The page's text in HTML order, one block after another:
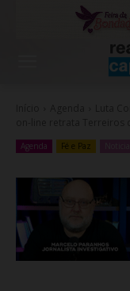
Agenda Fé e Paz